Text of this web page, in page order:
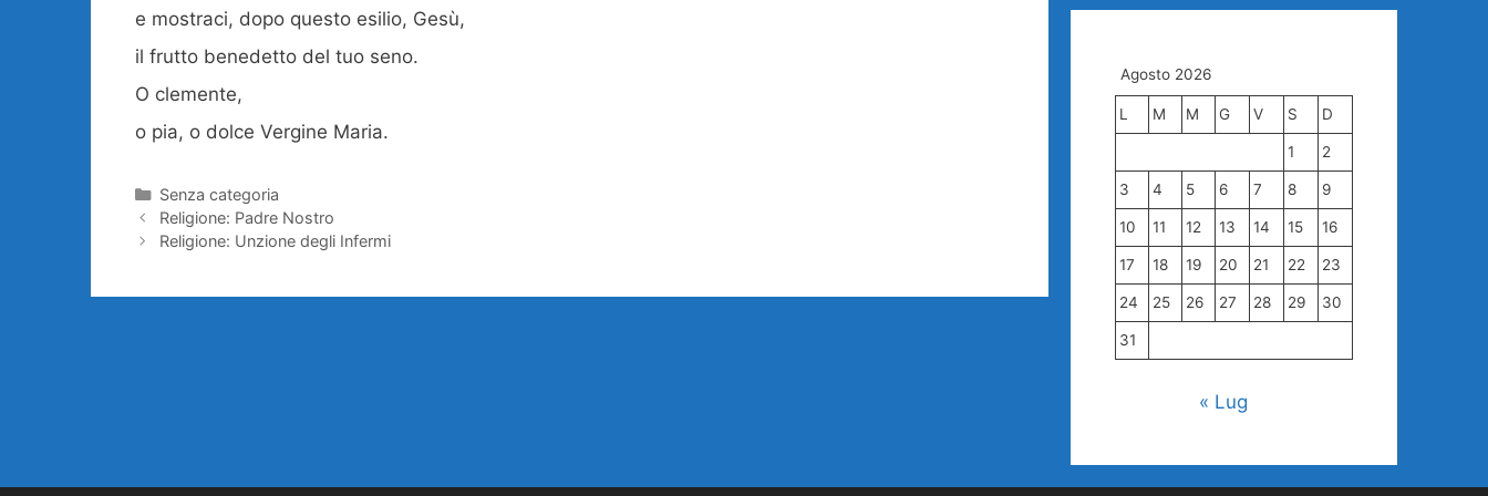
e mostraci, dopo questo esilio, Gesù,
il frutto benedetto del tuo seno.
O clemente,
o pia, o dolce Vergine Maria.
Categorie
Senza categoria
Religione: Padre Nostro
Religione: Unzione degli Infermi
Agosto 2026
L M M G V S D
1 2
3 4 5 6 7 8 9
10 11 12 13 14 15 16
17 18 19 20 21 22 23
24 25 26 27 28 29 30
31
« Lug